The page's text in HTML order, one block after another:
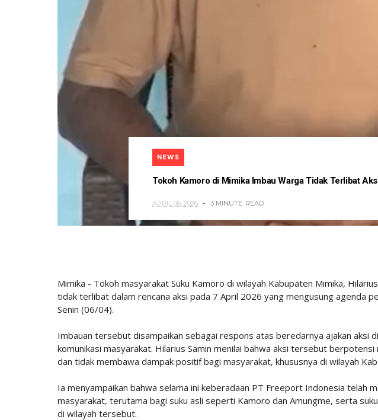
NEWS
Tokoh Kamoro di Mimika Imbau Warga Tidak Terlibat
APRIL 06, 2026 3 MINUTE READ
Mimika - Tokoh masyarakat Suku Kamoro di wilayah Kabupaten Mimika,
tidak terlibat dalam rencana aksi pada 7 April 2026 yang mengusung agenda
Senin (06/04).
Imbauan tersebut disampaikan sebagai respons atas beredarnya ajakan aksi
komunikasi masyarakat. Hilarius Samin menilai bahwa aksi tersebut berpotensi
dan tidak membawa dampak positif bagi masyarakat, khususnya di wilayah
Ia menyampaikan bahwa selama ini keberadaan PT Freeport Indonesia telah
masyarakat, terutama bagi suku asli seperti Kamoro dan Amungme, serta
di wilayah tersebut.